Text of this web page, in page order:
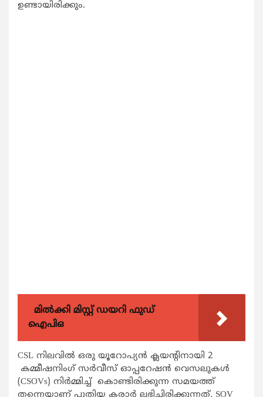
ഉണ്ടായിരിക്കും.
മിൽക്കി മിസ്റ്റ് ഡയറി ഫുഡ്
ഐപിഒ
CSL നിലവിൽ ഒരു യൂറോപ്യൻ ക്ലയൻ്റിനായി 2
കമ്മീഷനിംഗ് സർവീസ് ഓപ്പറേഷൻ വെസലുകൾ
(CSOVs) നിർമ്മിച്ച് കൊണ്ടിരിക്കുന്ന സമയത്ത്